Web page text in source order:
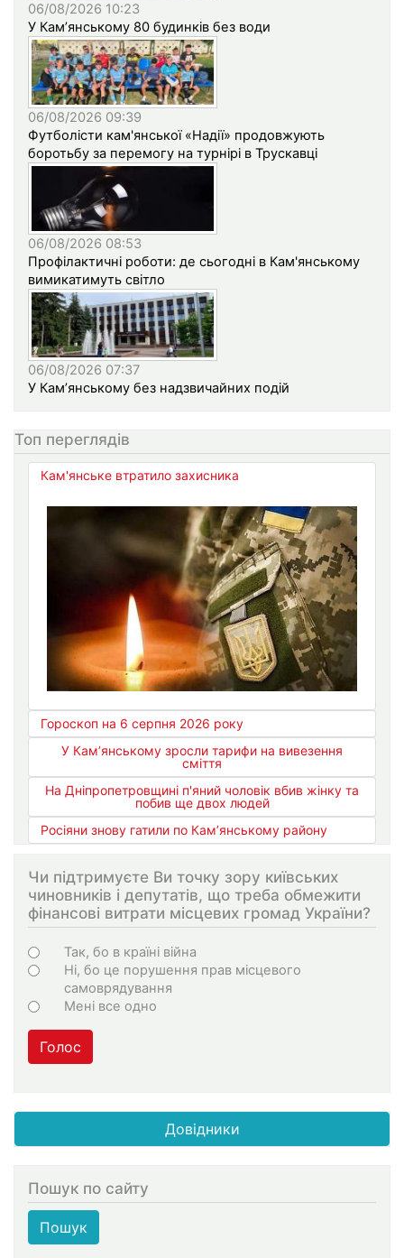
06/08/2026 10:23
У Кам’янському 80 будинків без води
06/08/2026 09:39
Футболісти кам'янської «Надії» продовжують
боротьбу за перемогу на турнірі в Трускавці
06/08/2026 08:53
Профілактичні роботи: де сьогодні в Кам'янському
вимикатимуть світло
06/08/2026 07:37
У Кам’янському без надзвичайних подій
Топ переглядів
Кам'янське втратило захисника
Гороскоп на 6 серпня 2026 року
У Кам’янському зросли тарифи на вивезення
сміття
На Дніпропетровщині п'яний чоловік вбив жінку та
побив ще двох людей
Росіяни знову гатили по Кам’янському району
Чи підтримуєте Ви точку зору київських
чиновників і депутатів, що треба обмежити
фінансові витрати місцевих громад України?
Варіанти
Так, бо в країні війна
Ні, бо це порушення прав місцевого
самоврядування
Мені все одно
Голос
Довідники
Пошук по сайту
Пошук